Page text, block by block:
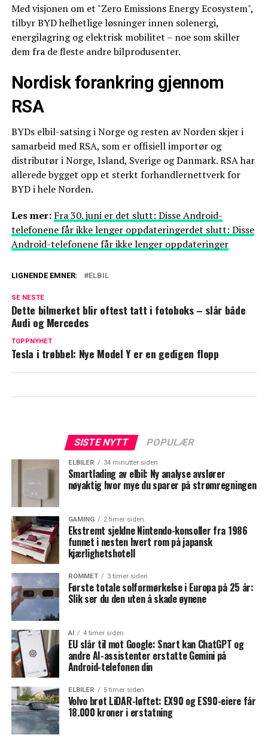
Med visjonen om et "Zero Emissions Energy Ecosystem",
tilbyr BYD helhetlige løsninger innen solenergi,
energilagring og elektrisk mobilitet – noe som skiller
dem fra de fleste andre bilprodusenter.
Nordisk forankring gjennom
RSA
BYDs elbil-satsing i Norge og resten av Norden skjer i
samarbeid med RSA, som er offisiell importør og
distributør i Norge, Island, Sverige og Danmark. RSA har
allerede bygget opp et sterkt forhandlernettverk for
BYD i hele Norden.
Les mer: Fra 30. juni er det slutt: Disse Android-
telefonene får ikke lenger oppdateringerdet slutt: Disse
Android-telefonene får ikke lenger oppdateringer
LIGNENDE EMNER: ELBIL
SE NESTE
Dette bilmerket blir oftest tatt i fotoboks – slår både
Audi og Mercedes
TOPPNYHET
Tesla i trøbbel: Nye Model Y er en gedigen flopp
SISTE NYTT POPULÆR
ELBILER 34 minutter siden
Smartlading av elbil: Ny analyse avslører
nøyaktig hvor mye du sparer på strømregningen
GAMING 2 timer siden
Ekstremt sjeldne Nintendo-konsoller fra 1986
funnet i nesten hvert rom på japansk
kjærlighetshotell
ROMMET 3 timer siden
Første totale solformørkelse i Europa på 25 år:
Slik ser du den uten å skade øynene
AI 4 timer siden
EU slår til mot Google: Snart kan ChatGPT og
andre AI-assistenter erstatte Gemini på
Android-telefonen din
ELBILER 5 timer siden
Volvo brøt LiDAR-løftet: EX90 og ES90-eiere får
18.000 kroner i erstatning